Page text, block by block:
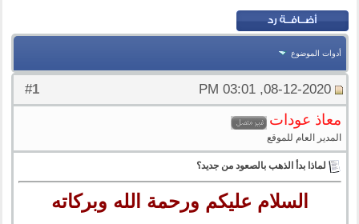
أدوات الموضوع
#
1 08-12-2020, 03:01 PM
معاذ عودات
المدير العام للموقع
لماذا بدأ الذهب بالصعود من جديد؟
السلام عليكم ورحمة الله وبركاته